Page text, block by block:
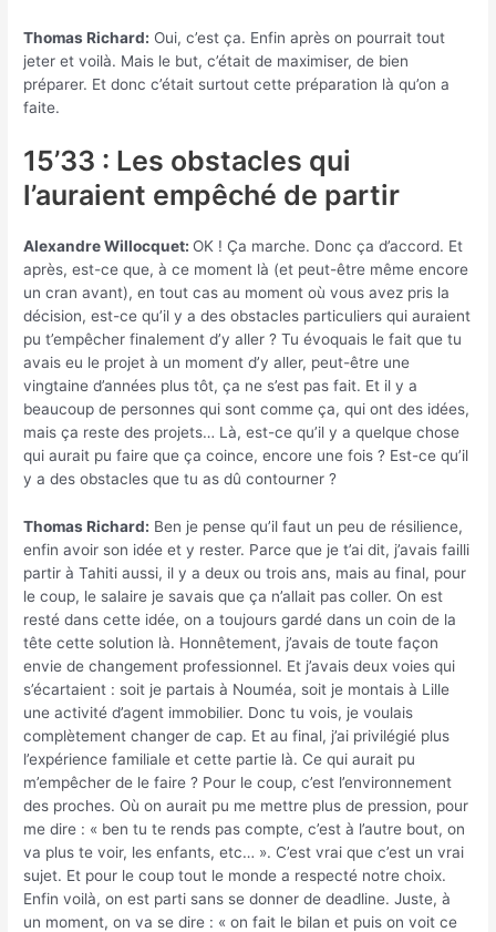
Thomas Richard: Oui, c’est ça. Enfin après on pourrait tout
jeter et voilà. Mais le but, c’était de maximiser, de bien
préparer. Et donc c’était surtout cette préparation là qu’on a
faite.
15’33 : Les obstacles qui
l’auraient empêché de partir
Alexandre Willocquet: OK ! Ça marche. Donc ça d’accord. Et
après, est-ce que, à ce moment là (et peut-être même encore
un cran avant), en tout cas au moment où vous avez pris la
décision, est-ce qu’il y a des obstacles particuliers qui auraient
pu t’empêcher finalement d’y aller ? Tu évoquais le fait que tu
avais eu le projet à un moment d’y aller, peut-être une
vingtaine d’années plus tôt, ça ne s’est pas fait. Et il y a
beaucoup de personnes qui sont comme ça, qui ont des idées,
mais ça reste des projets… Là, est-ce qu’il y a quelque chose
qui aurait pu faire que ça coince, encore une fois ? Est-ce qu’il
y a des obstacles que tu as dû contourner ?
Thomas Richard: Ben je pense qu’il faut un peu de résilience,
enfin avoir son idée et y rester. Parce que je t’ai dit, j’avais failli
partir à Tahiti aussi, il y a deux ou trois ans, mais au final, pour
le coup, le salaire je savais que ça n’allait pas coller. On est
resté dans cette idée, on a toujours gardé dans un coin de la
tête cette solution là. Honnêtement, j’avais de toute façon
envie de changement professionnel. Et j’avais deux voies qui
s’écartaient : soit je partais à Nouméa, soit je montais à Lille
une activité d’agent immobilier. Donc tu vois, je voulais
complètement changer de cap. Et au final, j’ai privilégié plus
l’expérience familiale et cette partie là. Ce qui aurait pu
m’empêcher de le faire ? Pour le coup, c’est l’environnement
des proches. Où on aurait pu me mettre plus de pression, pour
me dire : « ben tu te rends pas compte, c’est à l’autre bout, on
va plus te voir, les enfants, etc… ». C’est vrai que c’est un vrai
sujet. Et pour le coup tout le monde a respecté notre choix.
Enfin voilà, on est parti sans se donner de deadline. Juste, à
un moment, on va se dire : « on fait le bilan et puis on voit ce